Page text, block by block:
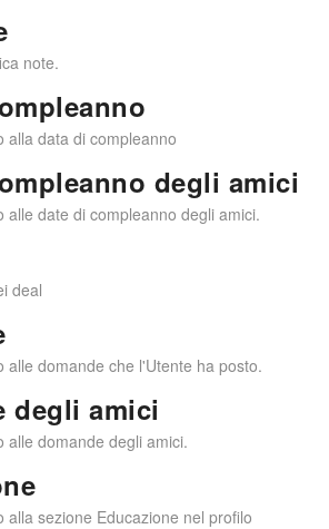
note.
alla data di compleanno
degli amici
alle date di compleanno degli amici.
deal
alle domande che l'Utente ha posto.
degli amici
alle domande degli amici.
alla sezione Educazione nel profilo